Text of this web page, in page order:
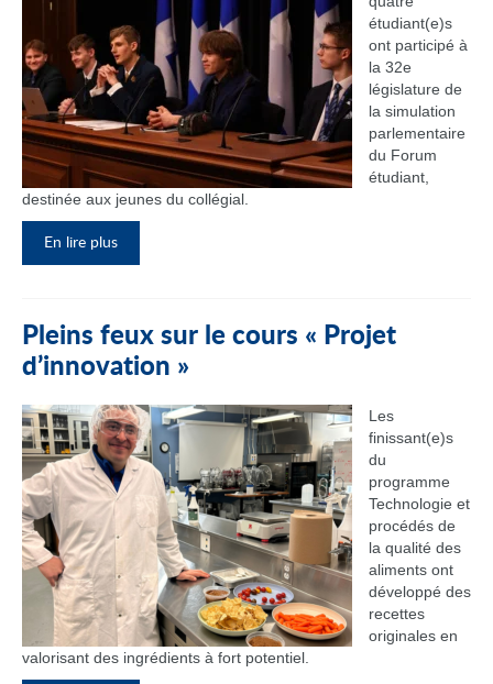
étudiant(e)s
ont participé à
la 32e
législature de
la simulation
parlementaire
du Forum
étudiant,
destinée aux jeunes du collégial.
En lire plus
Pleins feux sur le cours « Projet
d’innovation »
Les
finissant(e)s
du
programme
Technologie et
procédés de
la qualité des
aliments ont
développé des
recettes
originales en
valorisant des ingrédients à fort potentiel.